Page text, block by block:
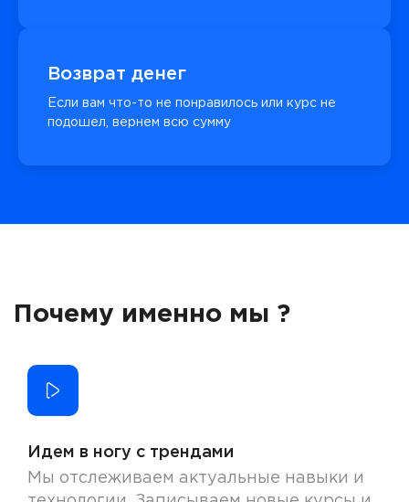
Возврат денег
Если вам что-то не понравилось или курс не
подошел, вернем всю сумму
Почему именно мы ?
Идем в ногу с трендами
Мы отслеживаем актуальные навыки и